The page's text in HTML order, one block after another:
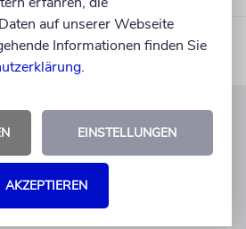
Mo-Do 9-17 Uhr
Fr 9-14 Uhr
auf unserer Webseite
Informationen finden Sie
.
EINSTELLUNGEN
AKZEPTIEREN